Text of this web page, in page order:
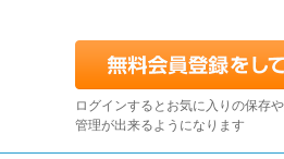
ログインするとお気に入りの保存
管理が出来るようになります